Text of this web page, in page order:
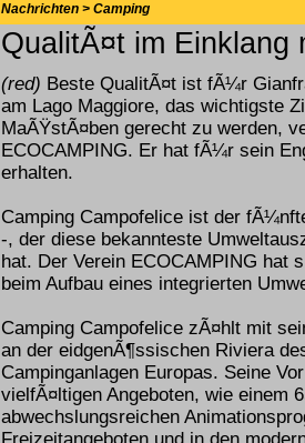
Nachrichten > Camping
QualitÃ¤t im Einklang
(red) Beste QualitÃ¤t ist fÃ¼r
am Lago Maggiore, das wichtigste
MaÃŸstÃ¤ben gerecht zu werden,
ECOCAMPING. Er hat fÃ¼r sein
erhalten.
Camping Campofelice ist der
-, der diese bekannteste
hat. Der Verein ECOCAMPING hat
beim Aufbau eines integrierten
Camping Campofelice zÃ¤hlt mit
an der eidgenÃ¶ssischen Riviera
Campinganlagen Europas. Seine
vielfÃ¤ltigen Angeboten, wie einem
abwechslungsreichen
Freizeitangeboten und in den